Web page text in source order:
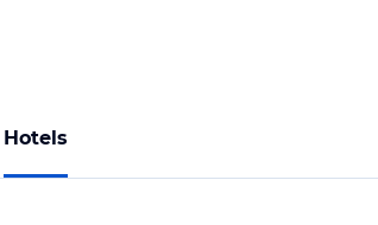
Hotels